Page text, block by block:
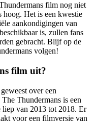
film nog niet
hoog. Het is een kwestie
aankondigingen van
is, zullen fans
gebracht. Blijf op de
volgen!
film uit?
over een
Thundermans is een
liep van 2013 tot 2018. Er
voor een filmversie van